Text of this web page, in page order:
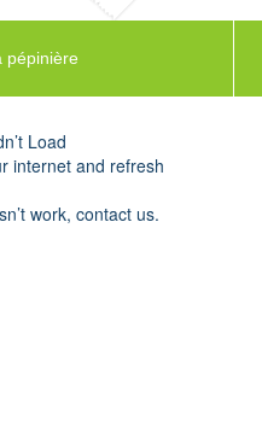
pépinière
Load
internet and refresh
work, contact us.